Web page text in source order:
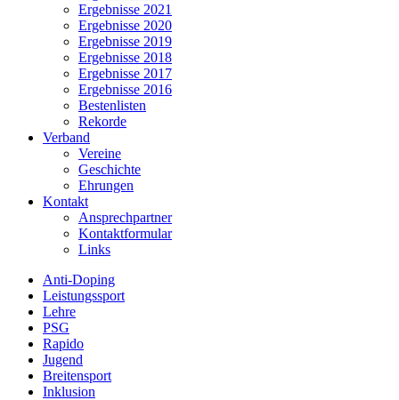
Ergebnisse 2021
Ergebnisse 2020
Ergebnisse 2019
Ergebnisse 2018
Ergebnisse 2017
Ergebnisse 2016
Bestenlisten
Rekorde
Verband
Vereine
Geschichte
Ehrungen
Kontakt
Ansprechpartner
Kontaktformular
Links
Anti-Doping
Leistungssport
Lehre
PSG
Rapido
Jugend
Breitensport
Inklusion